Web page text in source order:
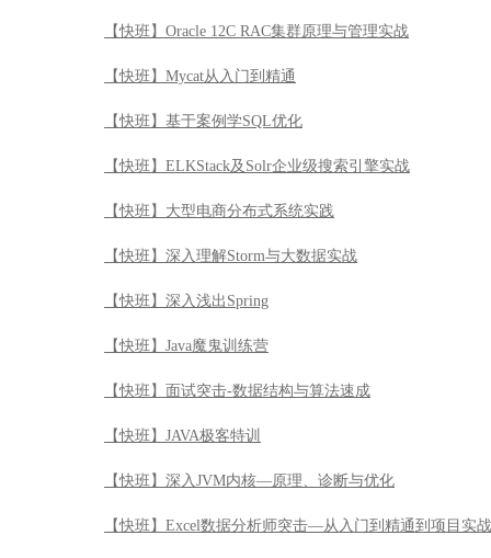
【快班】Oracle 12C RAC集群原理与管理实战
【快班】Mycat从入门到精通
【快班】基于案例学SQL优化
【快班】ELKStack及Solr企业级搜索引擎实战
【快班】大型电商分布式系统实践
【快班】深入理解Storm与大数据实战
【快班】深入浅出Spring
【快班】Java魔鬼训练营
【快班】面试突击-数据结构与算法速成
【快班】JAVA极客特训
【快班】深入JVM内核—原理、诊断与优化
【快班】Excel数据分析师突击—从入门到精通到项目实战